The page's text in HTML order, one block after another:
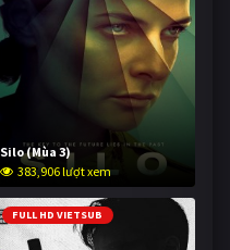
Silo (Mùa 3)
383,906 lượt xem
FULL HD VIETSUB